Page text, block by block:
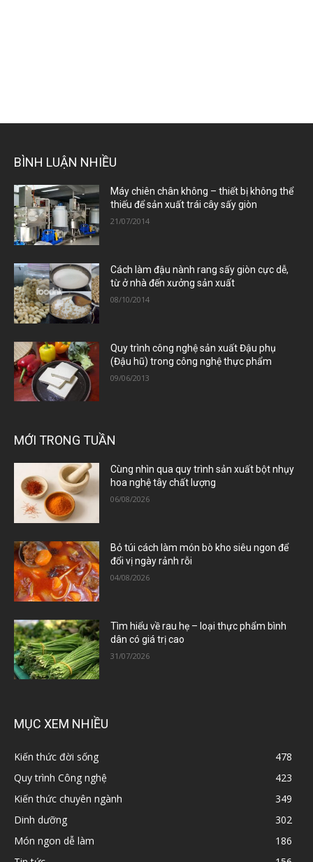
BÌNH LUẬN NHIỀU
Máy chiên chân không – thiết bị không thể
thiếu để sản xuất trái cây sấy giòn
21/07/2014
Cách làm đậu nành rang sấy giòn cực dễ,
từ ở nhà đến xưởng sản xuất
08/10/2014
Quy trình công nghệ sản xuất Đậu phụ
(Đậu hũ) trong công nghệ thực phẩm
09/06/2013
MỚI TRONG TUẦN
Cùng nhìn qua quy trình sản xuất bột nhụy
hoa nghệ tây chất lượng
06/08/2026
Bỏ túi cách làm món bò kho siêu ngon để
đổi vị ngày rảnh rỗi
04/08/2026
Tìm hiểu về rau hẹ – loại thực phẩm bình
dân có giá trị cao
31/07/2026
MỤC XEM NHIỀU
Kiến thức đời sống
478
Quy trình Công nghệ
423
Kiến thức chuyên ngành
349
Dinh dưỡng
302
Món ngon dễ làm
186